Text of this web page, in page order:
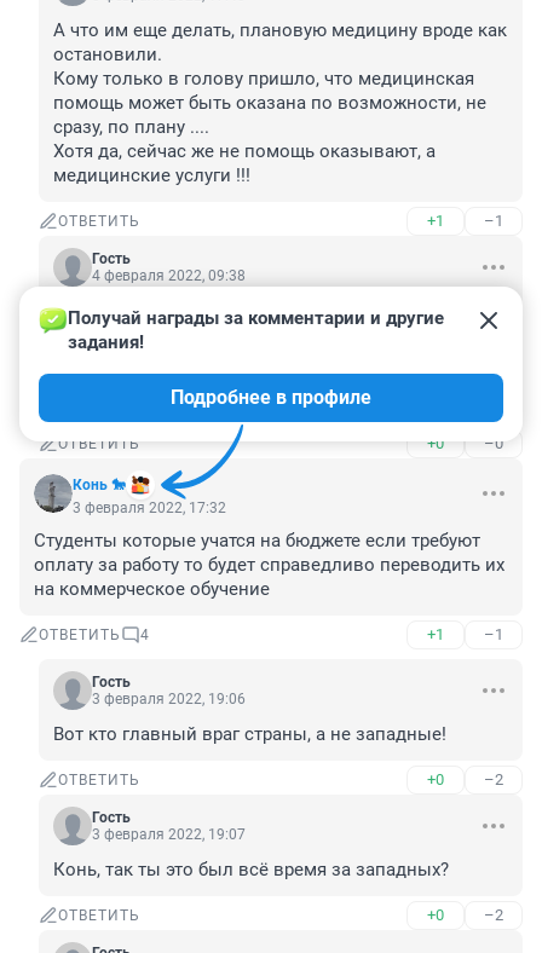
А что им еще делать, плановую медицину вроде как
остановили.
Кому только в голову пришло, что медицинская
помощь может быть оказана по возможности, не
сразу, по плану ....
Хотя да, сейчас же не помощь оказывают, а
медицинские услуги !!!
ОТВЕТИТЬ +1 –1
Гость
4 февраля 2022, 09:38
Гость3 февраля 2022, 17:43
Живём то в кап. стране...😁
ОТВЕТИТЬ +0 –0
Конь 🐎
Получай награды за комментарии и другие
задания!
Подробнее в профиле
3 февраля 2022, 17:32
Студенты которые учатся на бюджете если требуют
оплату за работу то будет справедливо переводить их
на коммерческое обучение
ОТВЕТИТЬ 4 +1 –1
Гость
3 февраля 2022, 19:06
Вот кто главный враг страны, а не западные!
ОТВЕТИТЬ +0 –2
Гость
3 февраля 2022, 19:07
Конь, так ты это был всё время за западных?
ОТВЕТИТЬ +0 –2